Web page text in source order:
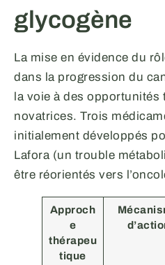
glycogène
La mise en évidence du
dans la progression du
la voie à des opportunités
novatrices. Trois
initialement développés
Lafora (un trouble
être réorientés vers
Approch
e
thérapeu
tique